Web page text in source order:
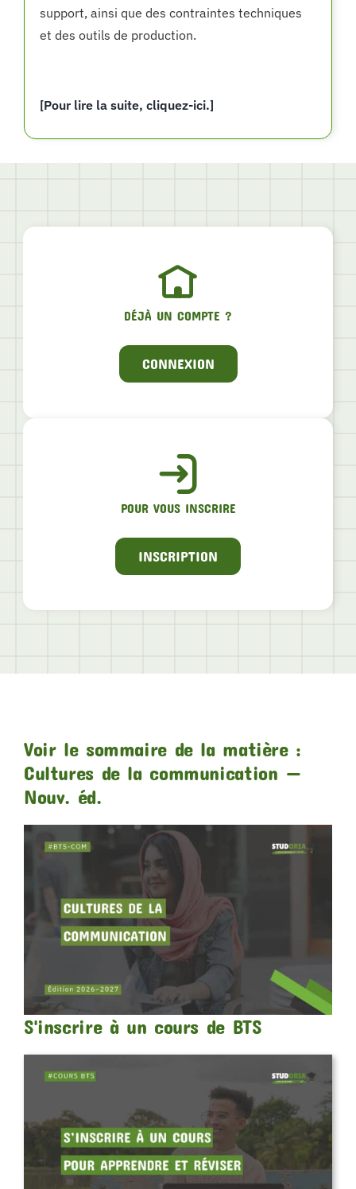
support, ainsi que des contraintes techniques
et des outils de production.
[Pour lire la suite, cliquez-ici.]
DÉJÀ UN COMPTE ?
CONNEXION
POUR VOUS INSCRIRE
INSCRIPTION
Voir le sommaire de la matière :
Cultures de la communication —
Nouv. éd.
S'inscrire à un cours de BTS